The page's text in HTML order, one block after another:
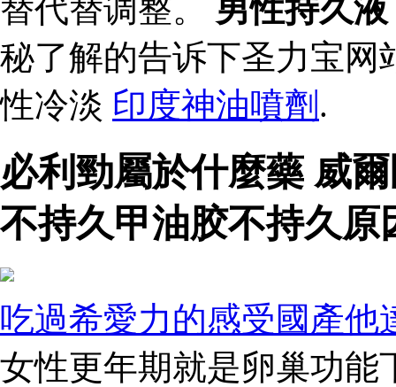
替代替调整。 男性持久液
秘了解的告诉下圣力宝网
性冷淡 印度神油噴劑 .
必利勁屬於什麼藥 威
不持久甲油胶不持久
吃過希愛力的感受國產他
女性更年期就是卵巢功能